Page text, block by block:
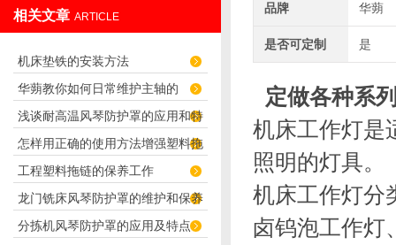
相关文章 ARTICLE
机床垫铁的安装方法
华蒴教你如何日常维护主轴的
浅谈耐高温风琴防护罩的应用和特
点
怎样用正确的使用方法增强塑料拖
链的使用寿命
工程塑料拖链的保养工作
龙门铣床风琴防护罩的维护和保养
要点
分拣机风琴防护罩的应用及特点
品牌 华蒴
是否可定制 是
定做各种系
机床工作灯是
照明的灯具。
机床工作灯分
卤钨泡工作灯